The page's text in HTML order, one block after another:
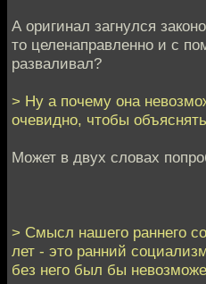
А оригинал загнулся
то целенаправленно и с
разваливал?
> Ну а почему она
очевидно, чтобы
Может в двух словах
> Смысл нашего раннего
лет - это ранний
без него был бы